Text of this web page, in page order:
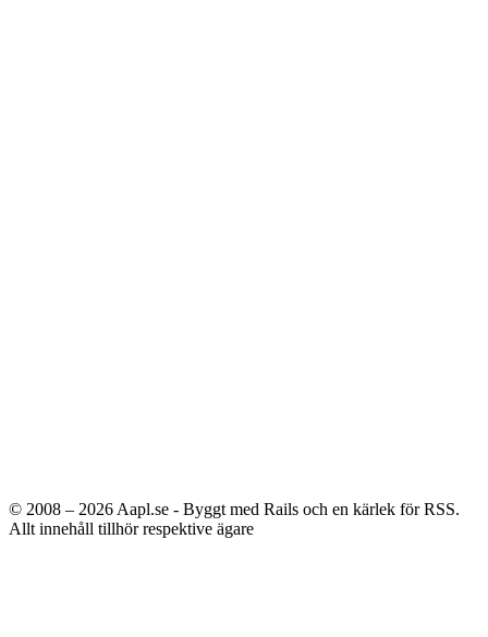
© 2008 – 2026 Aapl.se - Byggt med Rails och en kärlek för RSS.
Allt innehåll tillhör respektive ägare